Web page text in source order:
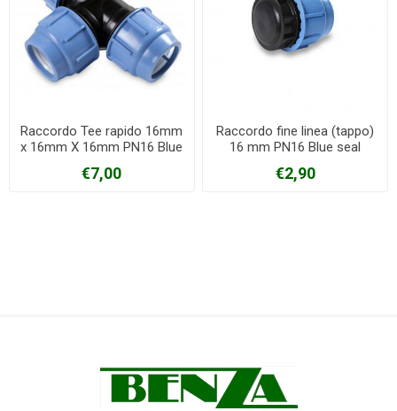
Raccordo Tee rapido 16mm
x 16mm X 16mm PN16 Blue
€7,00
Raccordo fine linea (tappo)
16 mm PN16 Blue seal
€2,90